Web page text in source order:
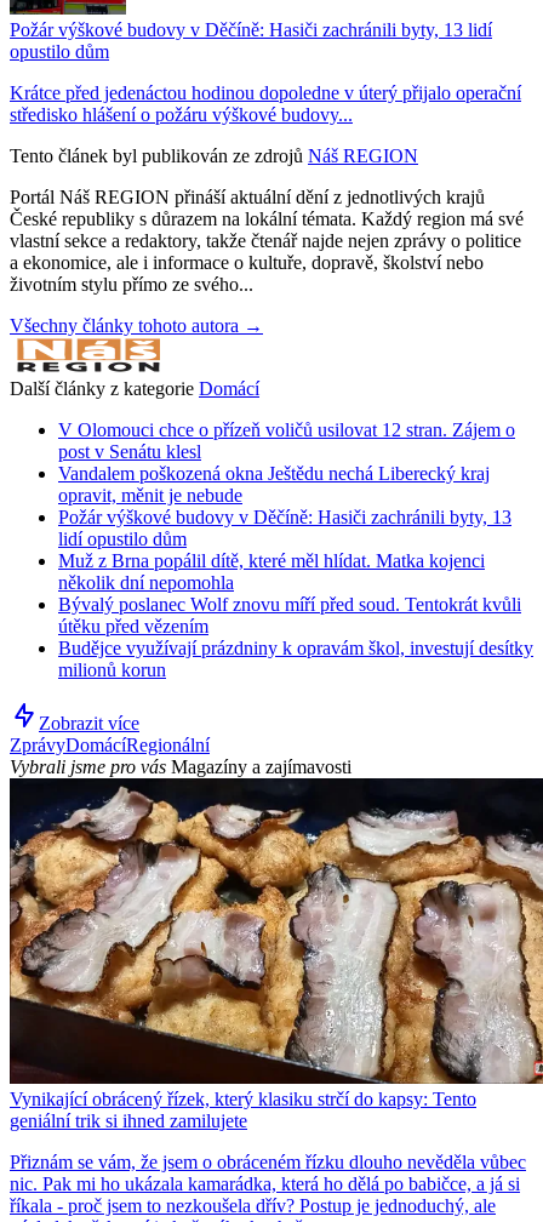
Požár výškové budovy v Děčíně: Hasiči zachránili byty, 13 lidí
opustilo dům
Krátce před jedenáctou hodinou dopoledne v úterý přijalo operační
středisko hlášení o požáru výškové budovy...
Tento článek byl publikován ze zdrojů Náš REGION
Portál Náš REGION přináší aktuální dění z jednotlivých krajů
České republiky s důrazem na lokální témata. Každý region má své
vlastní sekce a redaktory, takže čtenář najde nejen zprávy o politice
a ekonomice, ale i informace o kultuře, dopravě, školství nebo
životním stylu přímo ze svého...
Všechny články tohoto autora →
Další články z kategorie Domácí
V Olomouci chce o přízeň voličů usilovat 12 stran. Zájem o
post v Senátu klesl
Vandalem poškozená okna Ještědu nechá Liberecký kraj
opravit, měnit je nebude
Požár výškové budovy v Děčíně: Hasiči zachránili byty, 13
lidí opustilo dům
Muž z Brna popálil dítě, které měl hlídat. Matka kojenci
několik dní nepomohla
Bývalý poslanec Wolf znovu míří před soud. Tentokrát kvůli
útěku před vězením
Budějce využívají prázdniny k opravám škol, investují desítky
milionů korun
Zobrazit více
ZprávyDomácíRegionální
Vybrali jsme pro vás Magazíny a zajímavosti
Vynikající obrácený řízek, který klasiku strčí do kapsy: Tento
geniální trik si ihned zamilujete
Přiznám se vám, že jsem o obráceném řízku dlouho nevěděla vůbec
nic. Pak mi ho ukázala kamarádka, která ho dělá po babičce, a já si
říkala - proč jsem to nezkoušela dřív? Postup je jednoduchý, ale